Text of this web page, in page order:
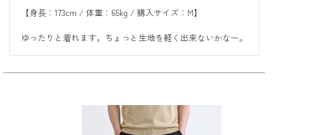
【身長：173cm / 体重：65kg / 購入サイズ：M】
ゆったりと着れます。ちょっと生地を軽く出来ないかなー。